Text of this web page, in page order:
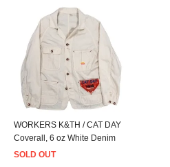
WORKERS K&TH / CAT DAY
Coverall, 6 oz White Denim
SOLD OUT